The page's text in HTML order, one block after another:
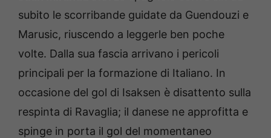
subito le scorribande guidate da Guendouzi e
Marusic, riuscendo a leggerle ben poche
volte. Dalla sua fascia arrivano i pericoli
principali per la formazione di Italiano. In
occasione del gol di Isaksen è disattento sulla
respinta di Ravaglia; il danese ne approfitta e
spinge in porta il gol del momentaneo